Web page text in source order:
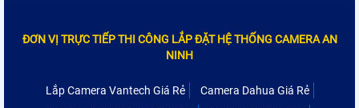
ĐƠN VỊ TRỰC TIẾP THI CÔNG LẮP ĐẶT HỆ THỐNG CAMERA AN
NINH
Lắp Camera Vantech Giá Rẻ
Camera Dahua Giá Rẻ